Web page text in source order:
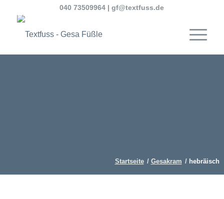
040 73509964 |gf@textfuss.de
Startseite / Gesakram / hebräisch